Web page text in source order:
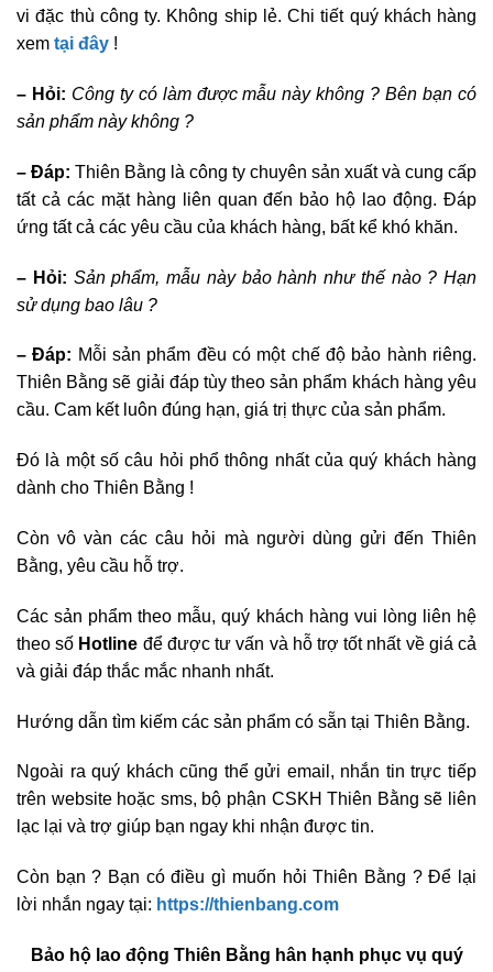
vi đặc thù công ty. Không ship lẻ. Chi tiết quý khách hàng
xem tại đây !
– Hỏi: Công ty có làm được mẫu này không ? Bên bạn có
sản phẩm này không ?
– Đáp: Thiên Bằng là công ty chuyên sản xuất và cung cấp
tất cả các mặt hàng liên quan đến bảo hộ lao động. Đáp
ứng tất cả các yêu cầu của khách hàng, bất kể khó khăn.
– Hỏi: Sản phẩm, mẫu này bảo hành như thế nào ? Hạn
sử dụng bao lâu ?
– Đáp: Mỗi sản phẩm đều có một chế độ bảo hành riêng.
Thiên Bằng sẽ giải đáp tùy theo sản phẩm khách hàng yêu
cầu. Cam kết luôn đúng hạn, giá trị thực của sản phẩm.
Đó là một số câu hỏi phổ thông nhất của quý khách hàng
dành cho Thiên Bằng !
Còn vô vàn các câu hỏi mà người dùng gửi đến Thiên
Bằng, yêu cầu hỗ trợ.
Các sản phẩm theo mẫu, quý khách hàng vui lòng liên hệ
theo số Hotline để được tư vấn và hỗ trợ tốt nhất về giá cả
và giải đáp thắc mắc nhanh nhất.
Hướng dẫn tìm kiếm các sản phẩm có sẵn tại Thiên Bằng.
Ngoài ra quý khách cũng thể gửi email, nhắn tin trực tiếp
trên website hoặc sms, bộ phận CSKH Thiên Bằng sẽ liên
lạc lại và trợ giúp bạn ngay khi nhận được tin.
Còn bạn ? Bạn có điều gì muốn hỏi Thiên Bằng ? Để lại
lời nhắn ngay tại: https://thienbang.com
Bảo hộ lao động Thiên Bằng hân hạnh phục vụ quý